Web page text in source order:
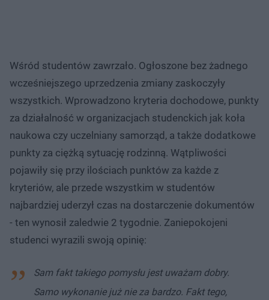
Wśród studentów zawrzało. Ogłoszone bez żadnego
wcześniejszego uprzedzenia zmiany zaskoczyły
wszystkich. Wprowadzono kryteria dochodowe, punkty
za działalność w organizacjach studenckich jak koła
naukowa czy uczelniany samorząd, a także dodatkowe
punkty za ciężką sytuację rodzinną. Wątpliwości
pojawiły się przy ilościach punktów za każde z
kryteriów, ale przede wszystkim w studentów
najbardziej uderzył czas na dostarczenie dokumentów
- ten wynosił zaledwie 2 tygodnie. Zaniepokojeni
studenci wyrazili swoją opinię:
Sam fakt takiego pomysłu jest uważam dobry.
Samo wykonanie już nie za bardzo. Fakt tego,